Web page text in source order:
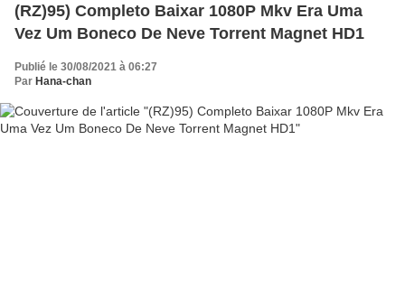
(RZ)95) Completo Baixar 1080P Mkv Era Uma
Vez Um Boneco De Neve Torrent Magnet HD1
Publié le 30/08/2021 à 06:27
Par Hana-chan